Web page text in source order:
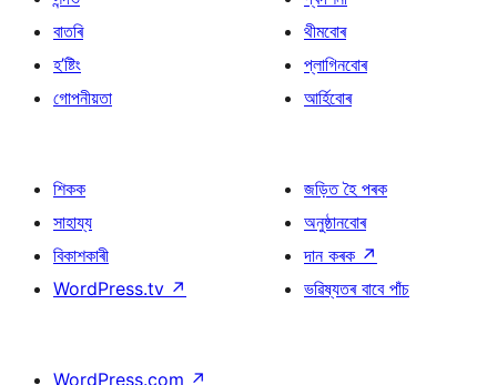
বাতৰি
হ’ষ্টিং
গোপনীয়তা
থীমবোৰ
প্লাগিনবোৰ
আৰ্হিবোৰ
শিকক
সাহায্য
বিকাশকাৰী
WordPress.tv ↗
জড়িত হৈ পৰক
অনুষ্ঠানবোৰ
দান কৰক ↗
ভৱিষ্যতৰ বাবে পাঁচ
WordPress.com ↗